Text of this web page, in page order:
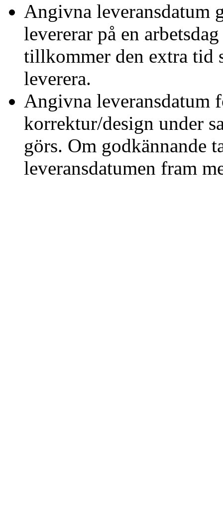
Angivna leveransdatum
levererar på en
tillkommer den extra tid
leverera.
Angivna leveransdatum
korrektur/design under
görs. Om godkännande
leveransdatumen fram